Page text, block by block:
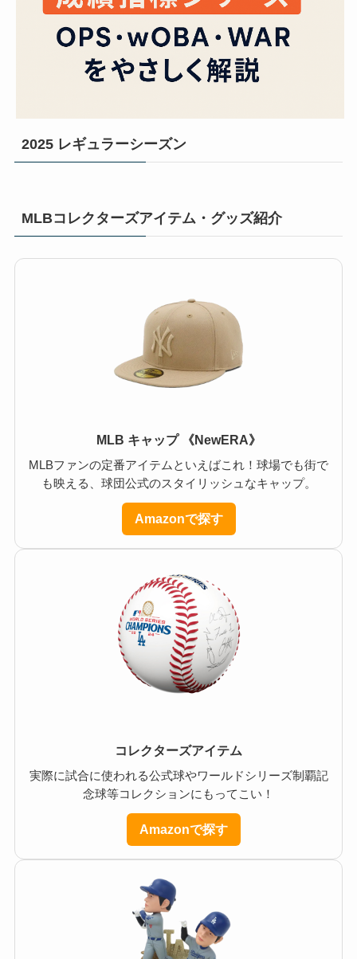
2025 レギュラーシーズン
MLBコレクターズアイテム・グッズ紹介
MLB キャップ 《NewERA》
MLBファンの定番アイテムといえばこれ！球場でも街で
も映える、球団公式のスタイリッシュなキャップ。
Amazonで探す
コレクターズアイテム
実際に試合に使われる公式球やワールドシリーズ制覇記
念球等コレクションにもってこい！
Amazonで探す